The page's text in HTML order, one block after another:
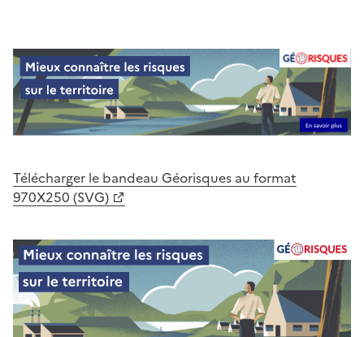
Télécharger le bandeau Géorisques au format
970X250 (SVG)